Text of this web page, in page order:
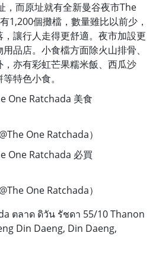
，而原址就有全新曼谷夜市The
1,200個攤檔，數量雖比以前少，
讓行人走得更舒適。夜市加設更
品店。小食檔方面除火山排骨、
亦有彩虹芒果糯米飯、西瓜沙
特色小食。
One Ratchada）
One Ratchada）
ตลาด ดิวัน รัชดา 55/10 Thanon
Din Daeng, Din Daeng,